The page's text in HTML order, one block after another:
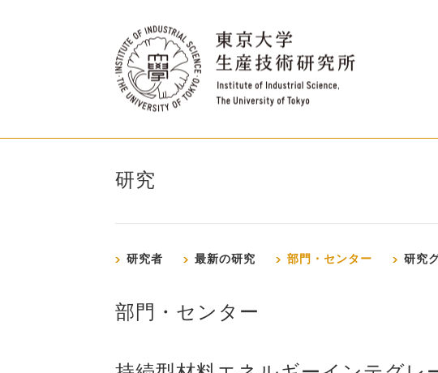
研究
研究者 最新の研究 部門・センター 研究
部門・センター